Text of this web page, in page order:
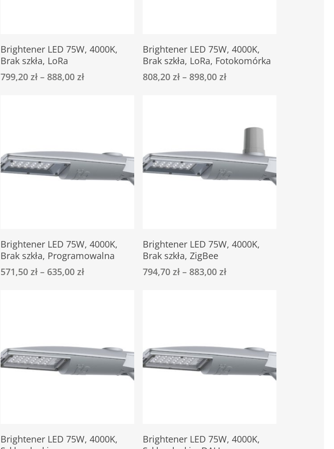
Select Options
produkt
ma
wiele
stronie
produktu
Brightener LED 75W, 4000K,
Brak szkła, LoRa
799,20zł –888,00zł
Select Options
produkt
ma
wiele
stronie
produktu
Brightener LED 75W, 4000K,
Brak szkła, LoRa, Fotokomórka
808,20zł –898,00zł
Select Options
produkt
ma
wiele
stronie
produktu
Brightener LED 75W, 4000K,
Brak szkła, Programowalna
571,50zł – 635,00zł
Select Options
produkt
ma
wiele
stronie
produktu
Brightener LED 75W, 4000K,
Brak szkła, ZigBee
794,70zł –883,00zł
Select Options
produkt
Brightener LED 75W, 4000K,
Select Options
produkt
Brightener LED 75W, 4000K,